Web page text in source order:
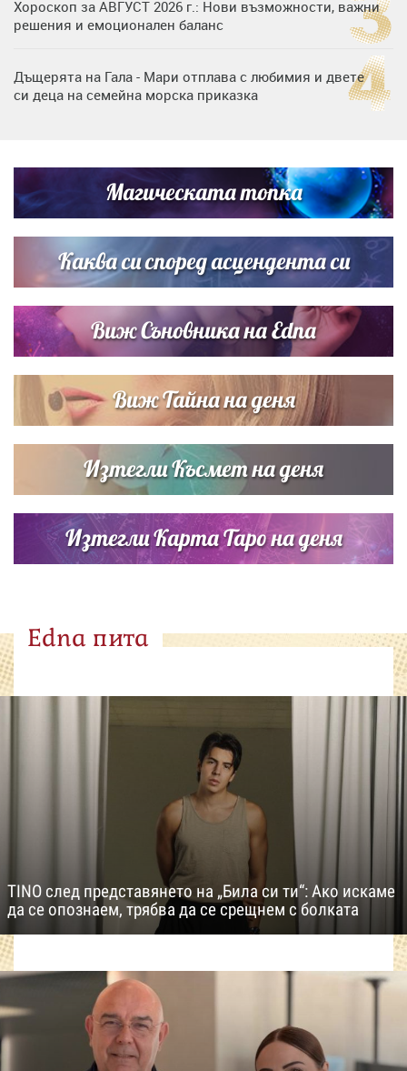
Хороскоп за АВГУСТ 2026 г.: Нови възможности, важни
решения и емоционален баланс
Дъщерята на Гала - Мари отплава с любимия и двете
си деца на семейна морска приказка
Димов издадоха своето любимо място
Дъщерята на Тодор Батков вдигна сватба, Стоичков и
Братя Аргирови я изненадаха с песен
Магическата топка
Каква си според асцендента си
Виж Съновника на Edna
Виж Тайна на деня
Изтегли Късмет на деня
Изтегли Карта Таро на деня
Edna пита
TINO след представянето на „Била си ти“: Ако искаме
да се опознаем, трябва да се срещнем с болката